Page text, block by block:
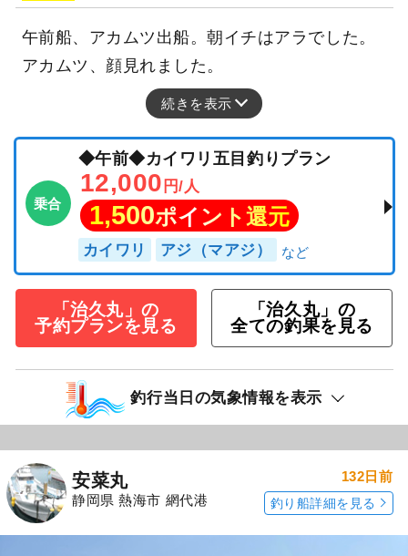
午前船、アカムツ出船。朝イチはアラでした。
アカムツ、顔見れました。
続きを表示
乗合
◆午前◆カイワリ五目釣りプラン
12,000 円/人
1,500ポイント還元
カイワリ アジ（マアジ）
「治久丸」の
予約プランを見る
「治久丸」の
全ての釣果を見る
釣行当日の気象情報を表示
安菜丸
静岡県 熱海市 網代港
132日前
釣り船詳細を見る